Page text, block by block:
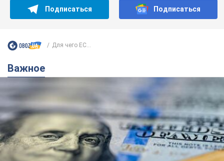
Подписаться Подписаться
Для чего ЕС...
Важное